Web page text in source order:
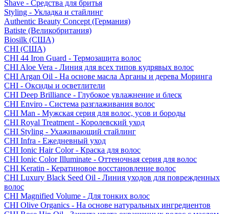
Shave - Средства для бритья
Styling - Укладка и стайлинг
Authentic Beauty Concept (Германия)
Batiste (Великобритания)
Biosilk (США)
CHI (США)
CHI 44 Iron Guard - Термозащита волос
CHI Aloe Vera - Линия для всех типов кудрявых волос
CHI Argan Oil - На основе масла Арганы и дерева Моринга
CHI - Оксиды и осветлители
CHI Deep Brilliance - Глубокое увлажнение и блеск
CHI Enviro - Система разглаживания волос
CHI Man - Мужская серия для волос, усов и бороды
CHI Royal Treatment - Королевский уход
CHI Styling - Ухаживающий стайлинг
CHI Infra - Ежедневный уход
CHI Ionic Hair Color - Краска для волос
CHI Ionic Color Illuminate - Оттеночная серия для волос
CHI Keratin - Кератиновое восстановление волос
CHI Luxury Black Seed Oil - Линия уходов для поврежденных
волос
CHI Magnified Volume - Для тонких волос
CHI Olive Organics - На основе натуральных ингредиентов